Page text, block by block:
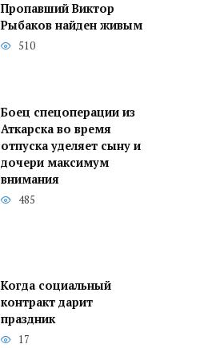
Пропавший Виктор
Рыбаков найден живым
510
Боец спецоперации из
Аткарска во время
отпуска уделяет сыну и
дочери максимум
внимания
485
Когда социальный
контракт дарит
праздник
17